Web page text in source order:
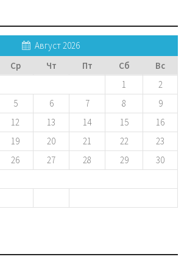
Август 2026
Ср Чт Пт Сб Вс
1
2
5 6 7 8
9
12 13 14 15
16
19 20 21 22
23
26 27 28 29
30